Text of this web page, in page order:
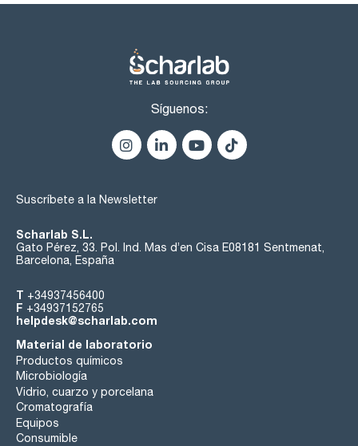
Síguenos:
Suscríbete a la Newsletter
Scharlab S.L.
Gato Pérez, 33. Pol. Ind. Mas d’en Cisa E08181 Sentmenat,
Barcelona, España
T +34937456400
F +34937152765
helpdesk@scharlab.com
Material de laboratorio
Productos químicos
Microbiología
Vidrio, cuarzo y porcelana
Cromatografía
Equipos
Consumible